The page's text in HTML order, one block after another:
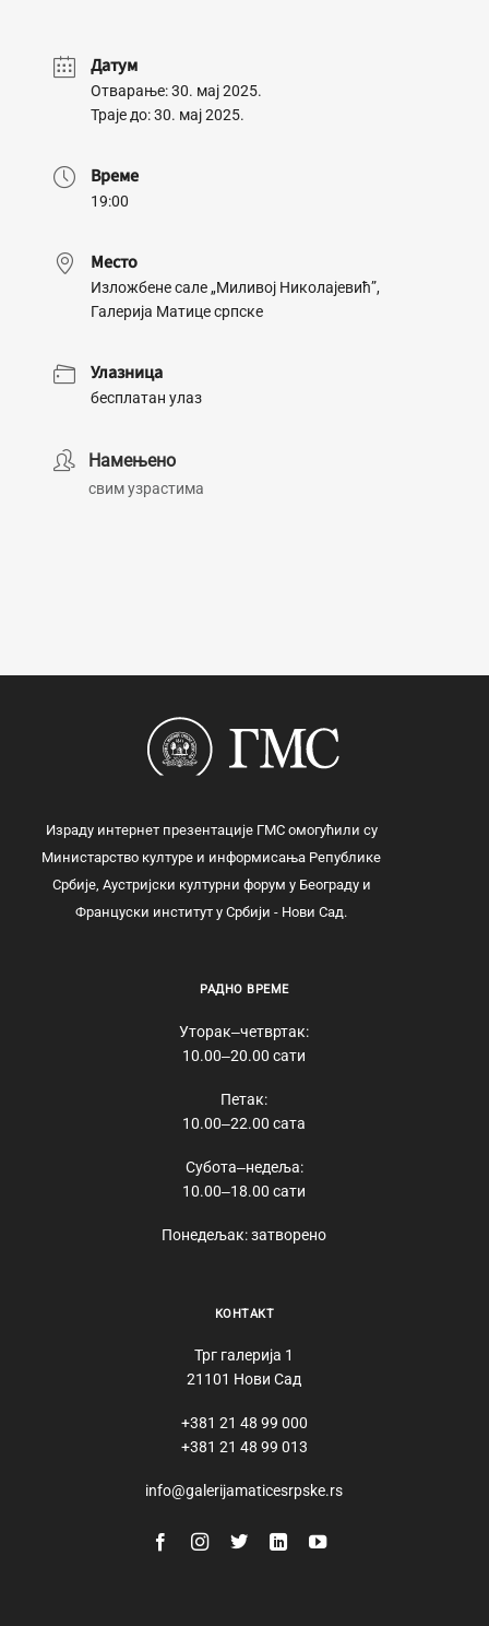
Датум
Отварање: 30. мај 2025.
Траје до: 30. мај 2025.
Време
19:00
Место
Изложбене сале „Миливој Николајевић”,
Галерија Матице српске
Улазница
бесплатан улаз
Намењено
свим узрастима
Израду интернет презентације ГМС омогућили су
Министарство културе и информисања Републике
Србије, Аустријски културни форум у Београду и
Француски институт у Србији - Нови Сад.
РАДНО ВРЕМЕ
Уторак‒четвртак:
10.00‒20.00 сати
Петак:
10.00‒22.00 сата
Субота‒недеља:
10.00‒18.00 сати
Понедељак: затворено
КОНТАКТ
Трг галерија 1
21101 Нови Сад
+381 21 48 99 000
+381 21 48 99 013
info@galerijamaticesrpske.rs